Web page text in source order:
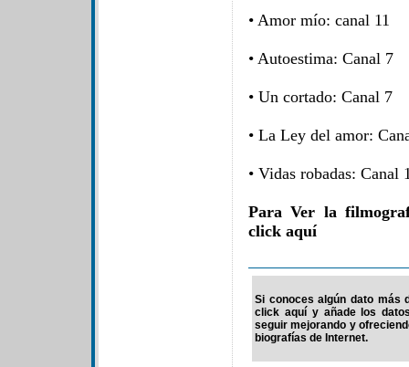
• Amor mío: canal 11
• Autoestima: Canal 7
• Un cortado: Canal 7
• La Ley del amor:
• Vidas robadas: Canal
Para Ver la
click aquí
Si conoces algún dato más
click aquí y añade los
seguir mejorando y
biografías de Internet.